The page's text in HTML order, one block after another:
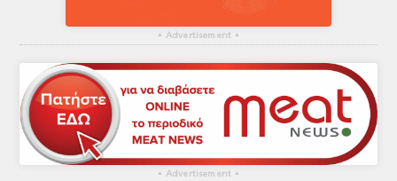
▴ Advertisement ▴
▴ Advertisement ▴